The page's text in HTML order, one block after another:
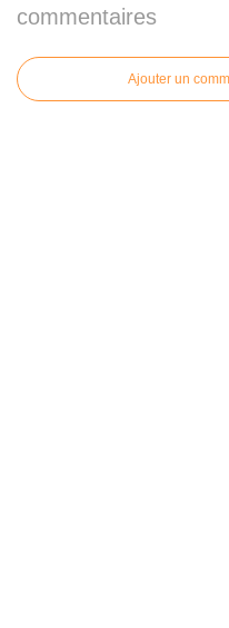
commentaires
Ajouter un